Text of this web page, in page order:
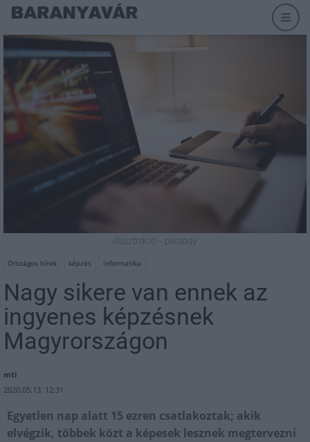
illusztráció - pixabay
Országos hírek képzés informatika
Nagy sikere van ennek az
ingyenes képzésnek
Magyrországon
mti
2020.05.13. 12:31
Egyetlen nap alatt 15 ezren csatlakoztak; akik
elvégzik, többek közt a képesek lesznek megtervezni